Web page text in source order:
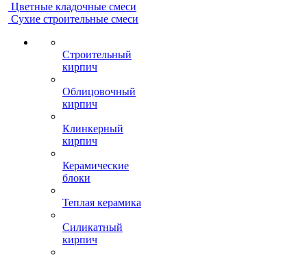
Цветные кладочные смеси
Сухие строительные смеси
Строительный
кирпич
Облицовочный
кирпич
Клинкерный
кирпич
Керамические
блоки
Теплая керамика
Силикатный
кирпич